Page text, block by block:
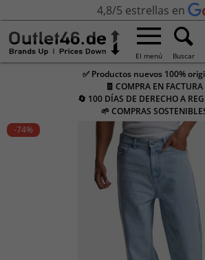
4,8/5 estrellas en
El menú Buscar
✅ Productos nuevos 100%
🧾 COMPRA EN FACTURA
🔄 100 DÍAS DE DERECHO A
🌱 COMPRAS
-74%